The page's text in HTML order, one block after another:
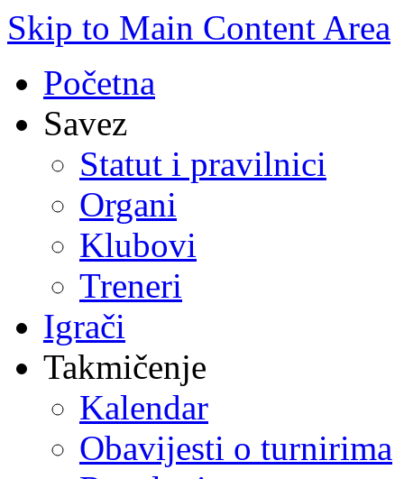
Skip to Main Content Area
Početna
Savez
Statut i pravilnici
Organi
Klubovi
Treneri
Igrači
Takmičenje
Kalendar
Obavijesti o turnirima